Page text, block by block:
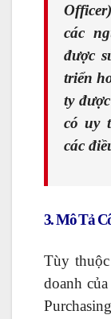
các
được
triển
ty
có uy
các
3. Mô Tả
Tùy
doanh